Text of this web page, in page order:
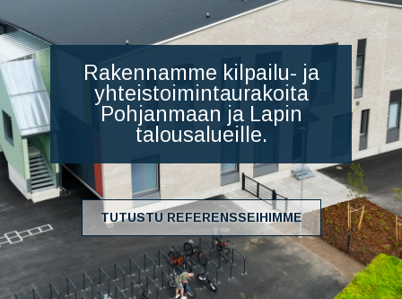
Rakennamme kilpailu- ja
yhteistoimintaurakoita
Pohjanmaan ja Lapin
talousalueille.
TUTUSTU REFERENSSEIHIMME